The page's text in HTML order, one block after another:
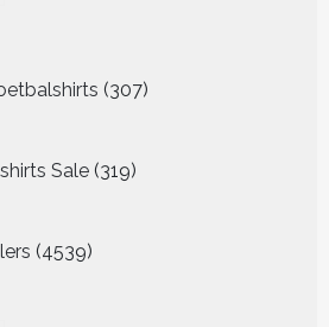
307
producten
Sale 319
319
producten
4539
producten